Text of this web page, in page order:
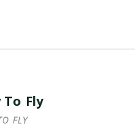
Fly
FLY